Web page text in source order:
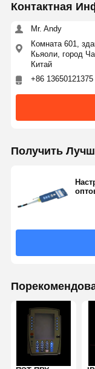
Контактная
Mr. Andy
Комната 601,
Кьяоли, город
Китай
+86 13650121375
Получить